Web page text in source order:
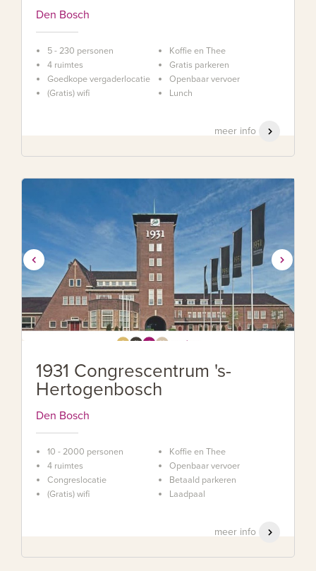
Den Bosch
5 - 230 personen
4 ruimtes
Goedkope vergaderlocatie
(Gratis) wifi
Koffie en Thee
Gratis parkeren
Openbaar vervoer
Lunch
meer info
1931 Congrescentrum 's-
Hertogenbosch
Den Bosch
10 - 2000 personen
4 ruimtes
Congreslocatie
(Gratis) wifi
Koffie en Thee
Openbaar vervoer
Betaald parkeren
Laadpaal
meer info